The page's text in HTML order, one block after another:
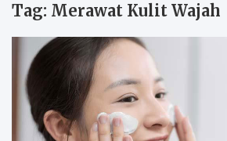
Tag: Merawat Kulit Wajah